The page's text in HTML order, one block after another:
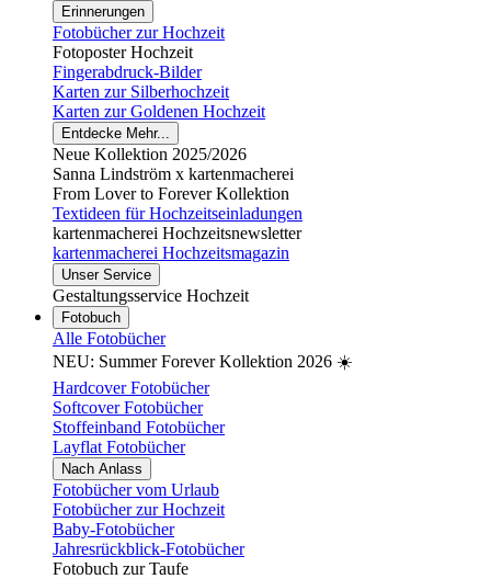
Erinnerungen
Fotobücher zur Hochzeit
Fotoposter Hochzeit
Fingerabdruck-Bilder
Karten zur Silberhochzeit
Karten zur Goldenen Hochzeit
Entdecke Mehr...
Neue Kollektion 2025/2026
Sanna Lindström x kartenmacherei
From Lover to Forever Kollektion
Textideen für Hochzeitseinladungen
kartenmacherei Hochzeitsnewsletter
kartenmacherei Hochzeitsmagazin
Unser Service
Gestaltungsservice Hochzeit
Fotobuch
Alle Fotobücher
NEU: Summer Forever Kollektion 2026 ☀️
Hardcover Fotobücher
Softcover Fotobücher
Stoffeinband Fotobücher
Layflat Fotobücher
Nach Anlass
Fotobücher vom Urlaub
Fotobücher zur Hochzeit
Baby-Fotobücher
Jahresrückblick-Fotobücher
Fotobuch zur Taufe